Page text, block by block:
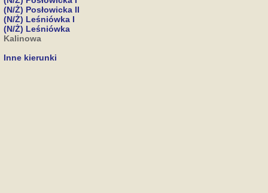
(N/Ż) Posłowicka II
(N/Ż) Leśniówka I
(N/Ż) Leśniówka
Kalinowa
Inne kierunki